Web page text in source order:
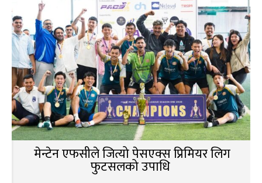
मेन्टेन एफसीले जित्यो पेसएक्स प्रिमियर लिग
फुटसलको उपाधि